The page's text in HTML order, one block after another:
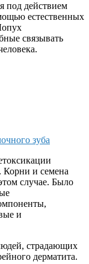
под действием
естественных
связывать
зуба
Корни и семена
случае. Было
и
страдающих
дерматита.